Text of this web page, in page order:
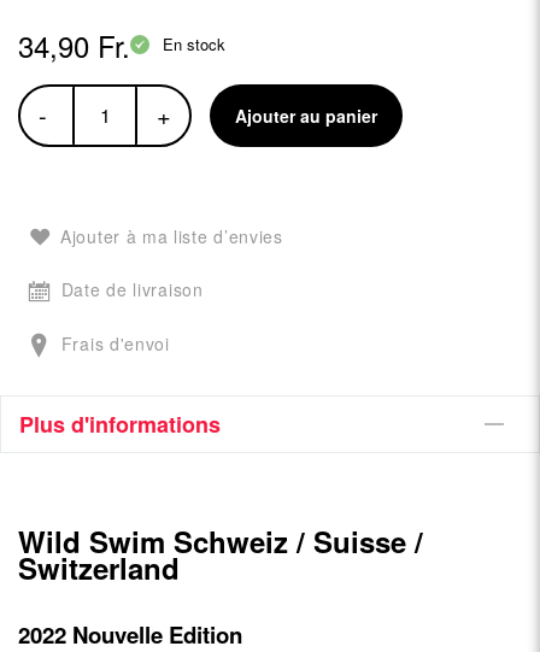
34,90 Fr. En stock
- + Ajouter au panier
Ajouter à ma liste d’envies
Date de livraison
Frais d'envoi
Plus d'informations
Wild Swim Schweiz / Suisse /
Switzerland
2022 Nouvelle Edition